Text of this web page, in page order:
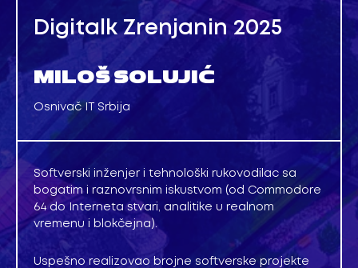
Digitalk Zrenjanin 2025
MILOŠ SOLUJIĆ
Osnivač IT Srbija
Softverski inženjer i tehnološki rukovodilac sa
bogatim i raznovrsnim iskustvom (od Commodore
64 do Interneta stvari, analitike u realnom
vremenu i blokčejna).
Uspešno realizovao brojne softverske projekte